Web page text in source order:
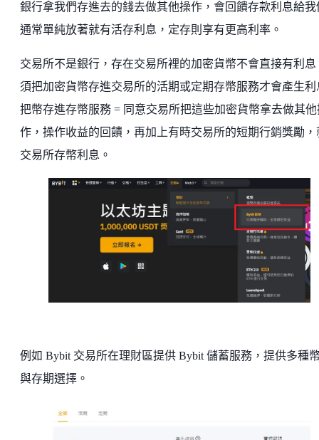
銀行拿我們存進去的錢去做其他操作，會回饋存款利息給我
通常單純放著就有活存利息，定存則享有更高利率。
交易所不是銀行，存在交易所裡的加密貨幣不會直接有利息
須把加密貨幣存進交易所的活期或定期存幣服務才會產生利
把幣存進存幣服務 = 同意交易所把這些加密貨幣拿去做其他
作，操作收益的回饋，再加上有時交易所的短期行銷獎勵，
交易所存幣利息。
例如 Bybit 交易所在理財區提供 Bybit 儲蓄服務，提供多種
與存期選擇。